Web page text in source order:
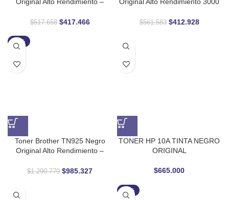
profesional
$517.658 $417.466 $561.583 $412.928
-24%
Toner Brother TN925 Negro
Original Alto Rendimiento –
$1.290.779 $985.327
TONER HP 10A TINTA NEGRO
ORIGINAL
$665.000
-13%